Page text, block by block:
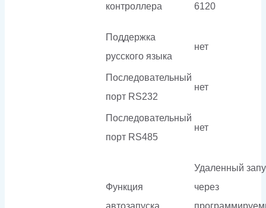
контроллера
6120
Поддержка
русского языка
нет
Последовательный
порт RS232
нет
Последовательный
порт RS485
нет
Функция
автозапуска
Удаленный
через